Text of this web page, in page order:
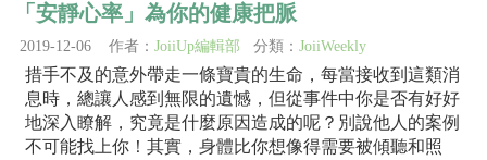
「安靜心率」為你的健康把脈
2019-12-06 作者： JoiiUp編輯部 分類： JoiiWeekly
措手不及的意外帶走一條寶貴的生命，每當接收到這類消
息時，總讓人感到無限的遺憾，但從事件中你是否有好好
地深入瞭解，究竟是什麼原因造成的呢？別說他人的案例
不可能找上你！其實，身體比你想像得需要被傾聽和照